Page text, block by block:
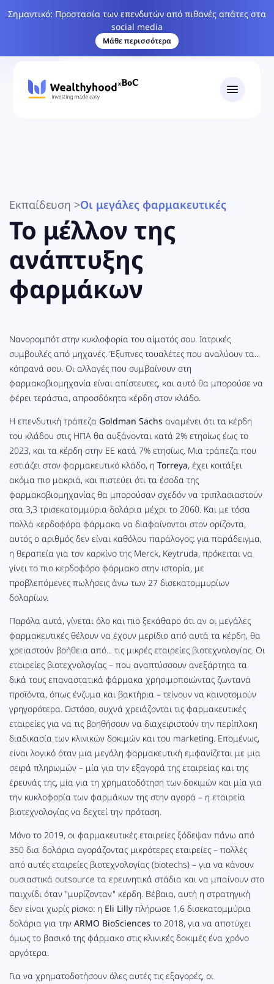
Σημαντικό: Προστασία των επενδυτών από πιθανές απάτες στα
social media
Μάθε περισσότερα
Εκπαίδευση >Οι μεγάλες φαρμακευτικές
Το μέλλον της
ανάπτυξης
φαρμάκων
Νανορομπότ στην κυκλοφορία του αίματός σου. Ιατρικές
συμβουλές από μηχανές. Έξυπνες τουαλέτες που αναλύουν τα...
κόπρανά σου. Οι αλλαγές που συμβαίνουν στη
φαρμακοβιομηχανία είναι απίστευτες, και αυτό θα μπορούσε να
φέρει τεράστια, απροσδόκητα κέρδη στον κλάδο.
Η επενδυτική τράπεζα Goldman Sachs αναμένει ότι τα κέρδη
του κλάδου στις ΗΠΑ θα αυξάνονται κατά 2% ετησίως έως το
2023, και τα κέρδη στην ΕΕ κατά 7% ετησίως. Μια τράπεζα που
εστιάζει στον φαρμακευτικό κλάδο, η Torreya, έχει κοιτάξει
ακόμα πιο μακριά, και πιστεύει ότι τα έσοδα της
φαρμακοβιομηχανίας θα μπορούσαν σχεδόν να τριπλασιαστούν
στα 3,3 τρισεκατομμύρια δολάρια μέχρι το 2060. Και με τόσα
πολλά κερδοφόρα φάρμακα να διαφαίνονται στον ορίζοντα,
αυτός ο αριθμός δεν είναι καθόλου παράλογος: για παράδειγμα,
η θεραπεία για τον καρκίνο της Merck, Keytruda, πρόκειται να
γίνει το πιο κερδοφόρο φάρμακο στην ιστορία, με
προβλεπόμενες πωλήσεις άνω των 27 δισεκατομμυρίων
δολαρίων.
Παρόλα αυτά, γίνεται όλο και πιο ξεκάθαρο ότι αν οι μεγάλες
φαρμακευτικές θέλουν να έχουν μερίδιο από αυτά τα κέρδη, θα
χρειαστούν βοήθεια από... τις μικρές εταιρείες βιοτεχνολογίας. Οι
εταιρείες βιοτεχνολογίας – που αναπτύσσουν ανεξάρτητα τα
δικά τους επαναστατικά φάρμακα χρησιμοποιώντας ζωντανά
προϊόντα, όπως ένζυμα και βακτήρια – τείνουν να καινοτομούν
γρηγορότερα. Ωστόσο, συχνά χρειάζονται τις φαρμακευτικές
εταιρείες για να τις βοηθήσουν να διαχειριστούν την περίπλοκη
διαδικασία των κλινικών δοκιμών και του marketing. Επομένως,
είναι λογικό όταν μια μεγάλη φαρμακευτική εμφανίζεται με μια
σειρά πληρωμών – μία για την εξαγορά της εταιρείας και της
έρευνάς της, μία για τη χρηματοδότηση των δοκιμών και μία για
την κυκλοφορία των φαρμάκων της στην αγορά – η εταιρεία
βιοτεχνολογίας να δεχτεί την πρόταση.
Μόνο το 2019, οι φαρμακευτικές εταιρείες ξόδεψαν πάνω από
350 δισ. δολάρια αγοράζοντας μικρότερες εταιρείες – πολλές
από αυτές εταιρείες βιοτεχνολογίας (biotechs) – για να κάνουν
ουσιαστικά outsource τα ερευνητικά στάδια και να μπαίνουν στο
παιχνίδι όταν "μυρίζονταν" κέρδη. Βέβαια, αυτή η στρατηγική
δεν είναι χωρίς ρίσκο: η Eli Lilly πλήρωσε 1,6 δισεκατομμύρια
δολάρια για την ARMO BioSciences το 2018, για να αποτύχει
όμως το βασικό της φάρμακο στις κλινικές δοκιμές ένα χρόνο
αργότερα.
Για να χρηματοδοτήσουν όλες αυτές τις εξαγορές, οι